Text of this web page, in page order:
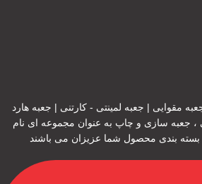
مقوایی | جعبه لمینتی - کارتنی | جعبه هارد
جعبه سازی و چاپ به عنوان مجموعه ای نام
بسته بندی محصول شما عزیزان می باشند